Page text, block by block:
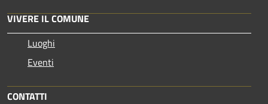
VIVERE IL COMUNE
Luoghi
Eventi
CONTATTI